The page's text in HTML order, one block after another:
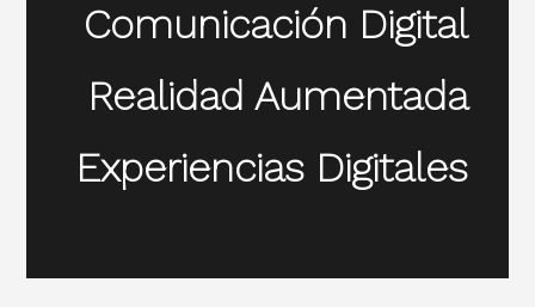
Comunicación Digital
Realidad Aumentada
Experiencias Digitales